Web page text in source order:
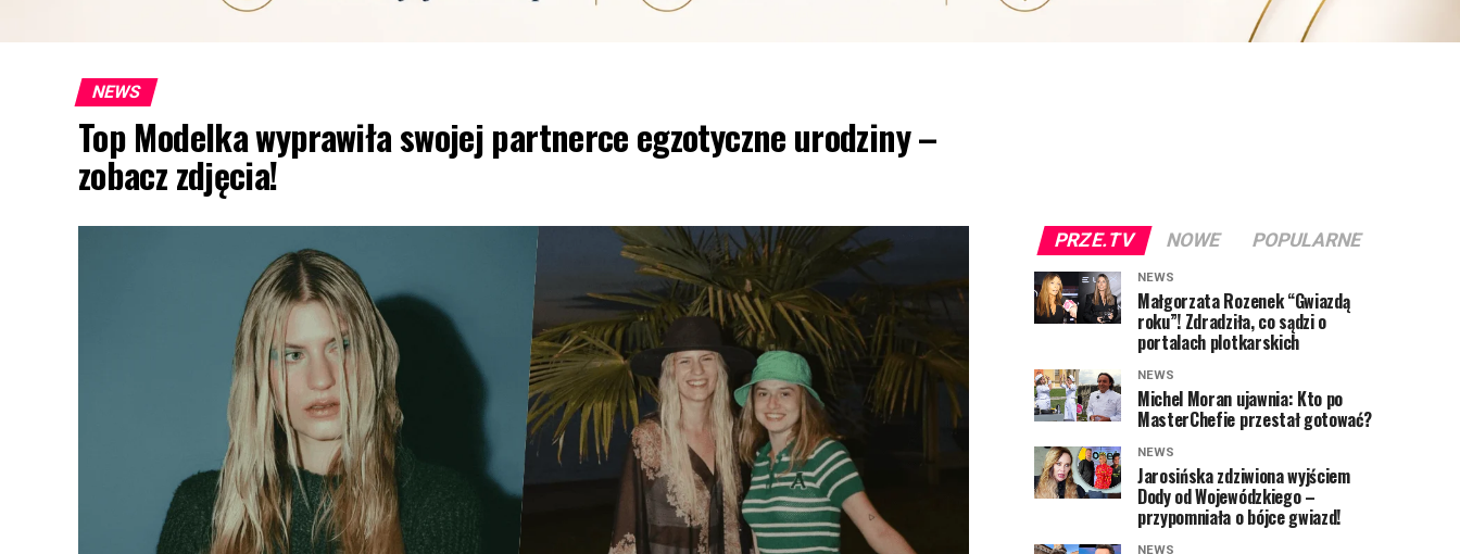
NEWS
Top Modelka wyprawiła swojej partnerce egzotyczne urodziny –
zobacz zdjęcia!
PRZE.TV NOWE POPULARNE
NEWS
Małgorzata Rozenek “Gwiazdą
roku”! Zdradziła, co sądzi o
portalach plotkarskich
NEWS
Michel Moran ujawnia: Kto po
MasterChefie przestał gotować?
NEWS
Jarosińska zdziwiona wyjściem
Dody od Wojewódzkiego –
przypomniała o bójce gwiazd!
NEWS